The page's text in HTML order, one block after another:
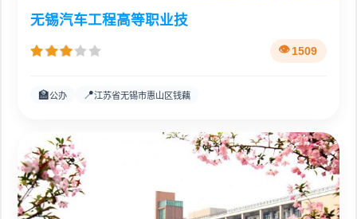
无锡汽车工程高等职业技
1509
🏫公办 📍江苏省无锡市惠山区钱藕